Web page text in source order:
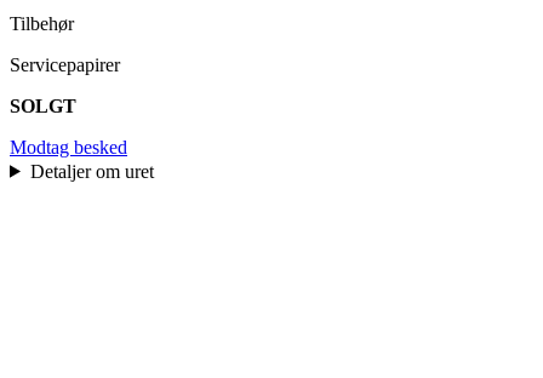
Tilbehør
Servicepapirer
SOLGT
Modtag besked
Detaljer om uret